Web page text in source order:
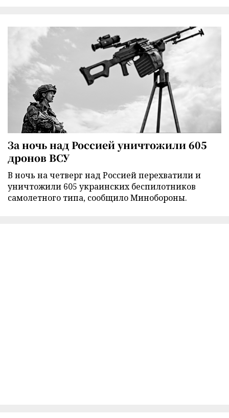
За ночь над Россией уничтожили 605
дронов ВСУ
В ночь на четверг над Россией перехватили и
уничтожили 605 украинских беспилотников
самолетного типа, сообщило Минобороны.